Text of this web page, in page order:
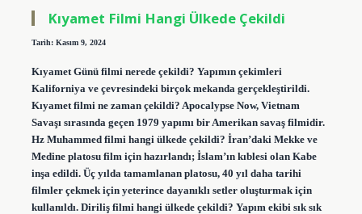
Kıyamet Filmi Hangi Ülkede Çekildi
Tarih: Kasım 9, 2024
Kıyamet Günü filmi nerede çekildi? Yapımın çekimleri
Kaliforniya ve çevresindeki birçok mekanda gerçekleştirildi.
Kıyamet filmi ne zaman çekildi? Apocalypse Now, Vietnam
Savaşı sırasında geçen 1979 yapımı bir Amerikan savaş filmidir.
Hz Muhammed filmi hangi ülkede çekildi? İran’daki Mekke ve
Medine platosu film için hazırlandı; İslam’ın kıblesi olan Kabe
inşa edildi. Üç yılda tamamlanan platosu, 40 yıl daha tarihi
filmler çekmek için yeterince dayanıklı setler oluşturmak için
kullanıldı. Diriliş filmi hangi ülkede çekildi? Yapım ekibi sık sık